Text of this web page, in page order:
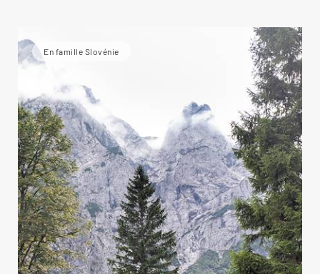
En famille Slovénie